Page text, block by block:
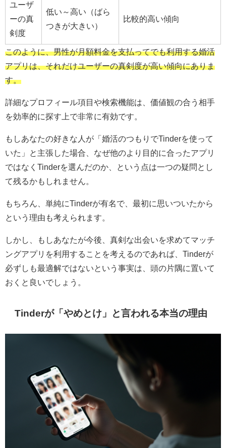
ユーザ
ーの真
剣度
低い～高い（ばら
つきが大きい）
比較的高い傾向
このように、男性が月額料金を支払ってでも利用する婚活
アプリは、それだけユーザーの真剣度が高い傾向にありま
す。
詳細なプロフィール項目や検索機能は、価値観の合う相手
を効率的に探す上で非常に有効です。
もしあなたの好きな人が「婚活のつもりでTinderを使って
いた」と主張した場合、なぜ他のより目的に合ったアプリ
ではなくTinderを選んだのか、という点は一つの疑問とし
て残るかもしれません。
もちろん、単純にTinderが有名で、最初に思いついたから
という理由も考えられます。
しかし、もしあなたが今後、真剣な出会いを求めてマッチ
ングアプリを利用することを考えるのであれば、Tinderが
必ずしも最適解ではないという事実は、頭の片隅に置いて
おくと良いでしょう。
Tinderが「やめとけ」と言われる本当の理由